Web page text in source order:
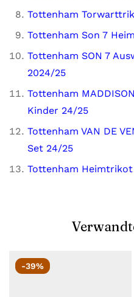
Tottenham
Tottenham Son 7
Tottenham SON 7
2024/25
Tottenham
Kinder 24/25
Tottenham VAN DE
Set 24/25
Tottenham
-39%